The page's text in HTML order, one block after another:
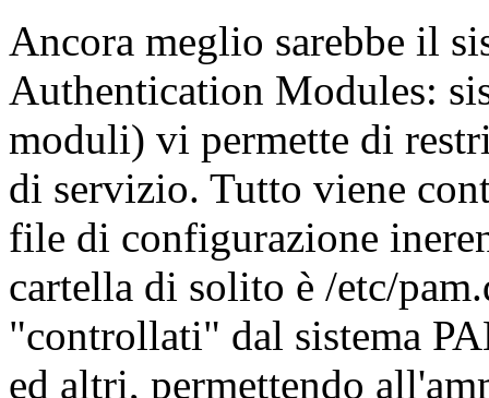
Ancora meglio sarebbe il
Authentication Modules:
moduli) vi permette di
di servizio. Tutto viene
file di configurazione
cartella di solito è /etc/
"controllati" dal sistema
ed altri, permettendo